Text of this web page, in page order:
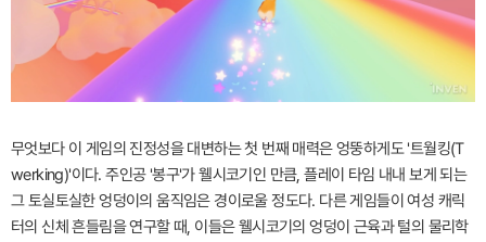
무엇보다 이 게임의 진정성을 대변하는 첫 번째 매력은 엉뚱하게도 '트월킹(T
werking)'이다. 주인공 '봉구'가 웰시코기인 만큼, 플레이 타임 내내 보게 되는
그 토실토실한 엉덩이의 움직임은 경이로울 정도다. 다른 게임들이 여성 캐릭
터의 신체 흔들림을 연구할 때, 이들은 웰시코기의 엉덩이 근육과 털의 물리학